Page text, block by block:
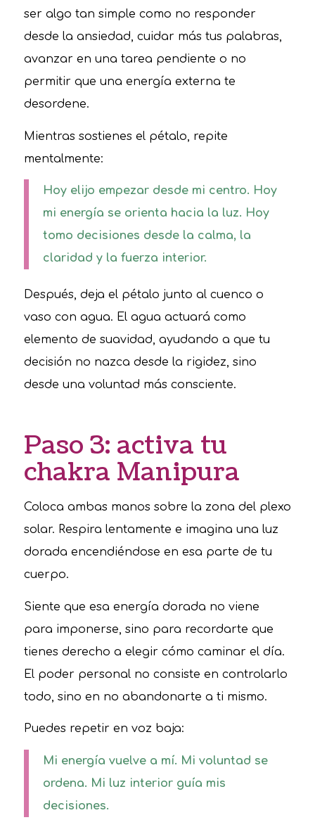
ser algo tan simple como no responder
desde la ansiedad, cuidar más tus palabras,
avanzar en una tarea pendiente o no
permitir que una energía externa te
desordene.
Mientras sostienes el pétalo, repite
mentalmente:
Hoy elijo empezar desde mi centro. Hoy
mi energía se orienta hacia la luz. Hoy
tomo decisiones desde la calma, la
claridad y la fuerza interior.
Después, deja el pétalo junto al cuenco o
vaso con agua. El agua actuará como
elemento de suavidad, ayudando a que tu
decisión no nazca desde la rigidez, sino
desde una voluntad más consciente.
Paso 3: activa tu
chakra Manipura
Coloca ambas manos sobre la zona del plexo
solar. Respira lentamente e imagina una luz
dorada encendiéndose en esa parte de tu
cuerpo.
Siente que esa energía dorada no viene
para imponerse, sino para recordarte que
tienes derecho a elegir cómo caminar el día.
El poder personal no consiste en controlarlo
todo, sino en no abandonarte a ti mismo.
Puedes repetir en voz baja:
Mi energía vuelve a mí. Mi voluntad se
ordena. Mi luz interior guía mis
decisiones.